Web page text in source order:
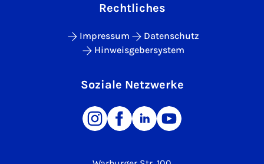
Rechtliches
Impressum
Datenschutz
Hinweisgebersystem
Soziale Netzwerke